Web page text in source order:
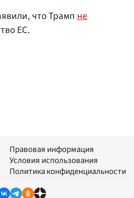
что Трамп не
ЕС.
Правовая информация
Условия использования
Политика конфиденциальности